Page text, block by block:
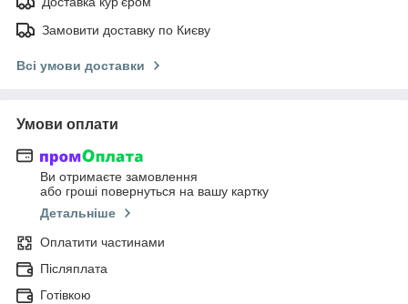
Замовити доставку по Києву
Всі умови доставки
Умови оплати
Ви отримаєте замовлення
або гроші повернуться на вашу картку
Детальніше
Оплатити частинами
Післяплата
Готівкою